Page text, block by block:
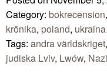
Category: bokrecension,
krönika, poland, ukraina
Tags: andra världskriget,
judiska Lviv, Lwów,